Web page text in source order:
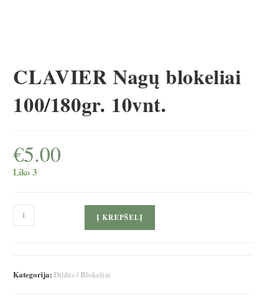
CLAVIER Nagų blokeliai
100/180gr. 10vnt.
€5.00
Liko 3
produkto
kiekis:
blokeliai
Į KREPŠELĮ
Kategorija: Dildės / Blokeliai